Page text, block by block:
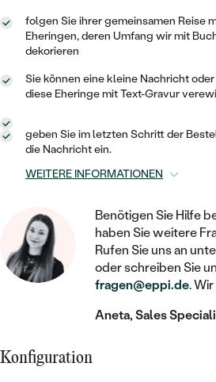
VINTAGE
AUSSERGEWÖHNLICHE
GEHÄMMERTE
VON HAND GRAVIERTE
MIT FÜLLUNG
IM SET
NACH PREIS
AUSSERGEWÖHNLICH
GESTALTE EINEN RING
DIAMANTEN ZUM
EINFASSEN
FARBIGE DIAMANTEN
MIT LAB GROWN
ANHÄNGER / KETTEN
ARMBÄNDER
HERRENSCHMUCK
BROSCHEN
SCHMUCKZUBEHÖR
NACH MATERIAL
GOLD
MINIMALISTISCHE
SOLITÄR
HERZ
KINDER
PIERCINGS
NACH STEIN
ZUR GEBURT EINES
PERSONALISIERT
MINIMALISTISCH
KETTEN
HERZKETTEN
MIT TIEREN
NACH EDELSTEIN
NACH STYL
MEMOIRE
MINIMALISTISCHE
STATEMENT
SIEGELRINGE
PERSONALISIERT
NACH EDELSTEIN
MIT EDELSTEIN
folgen Sie ihrer gemeinsamen Reise
Eheringen, deren Umfang wir mit
dekorieren
Sie können eine kleine Nachricht
diese Eheringe mit Text-Gravur
geben Sie im letzten Schritt der
die Nachricht ein.
WEITERE INFORMATIONEN
Benötigen Sie Hilfe
haben Sie weitere
Rufen Sie uns an
oder schreiben Sie
fragen@eppi.de.
Aneta, Sales
Konfiguration